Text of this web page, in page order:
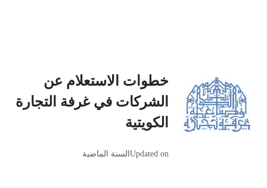
خطوات الاستعلام عن
الشركات في غرفة التجارة
الكويتية
Updated onالسنة الماضية